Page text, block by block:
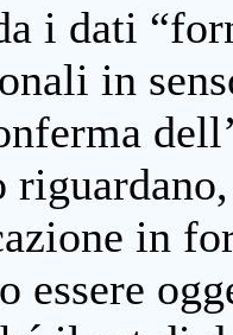
i dati
in
in
essere